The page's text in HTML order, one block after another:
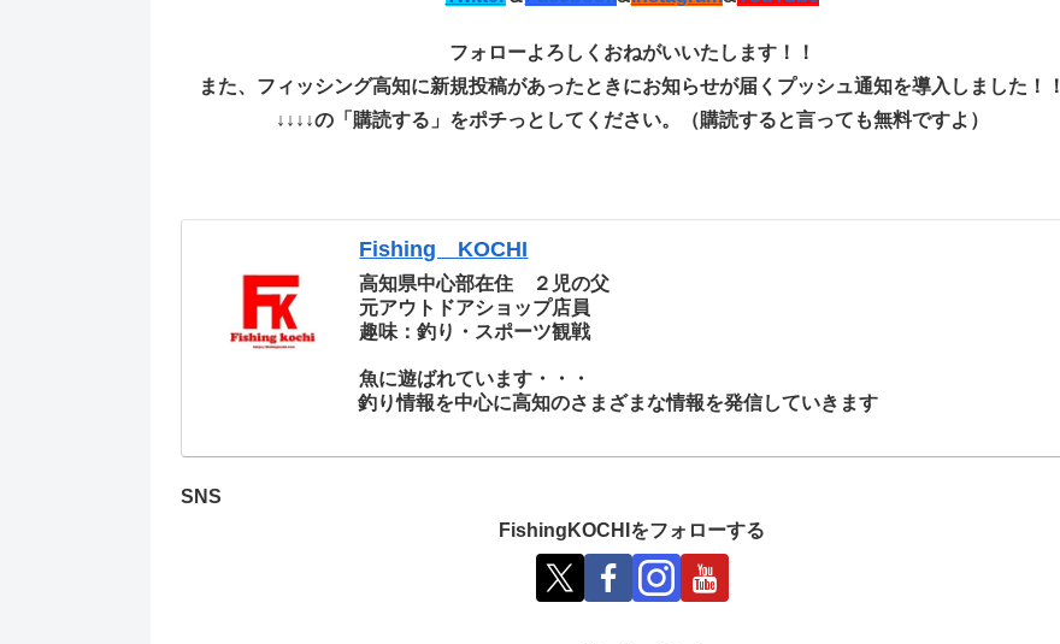
フォローよろしくおねがいいたします！！
また、フィッシング高知に新規投稿があったときにお知らせが届くプッシュ通知を導入しました！！
↓↓↓↓の「購読する」をポチっとしてください。（購読すると言っても無料ですよ）
Fishing KOCHI
高知県中心部在住 ２児の父
元アウトドアショップ店員
趣味：釣り・スポーツ観戦
魚に遊ばれています・・・
釣り情報を中心に高知のさまざまな情報を発信していきます
SNS
FishingKOCHIをフォローする